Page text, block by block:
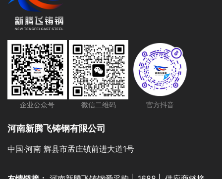
企业公众号 微信二维码 官方抖音
河南新腾飞铸钢有限公司
中国·河南 辉县市孟庄镇前进大道1号